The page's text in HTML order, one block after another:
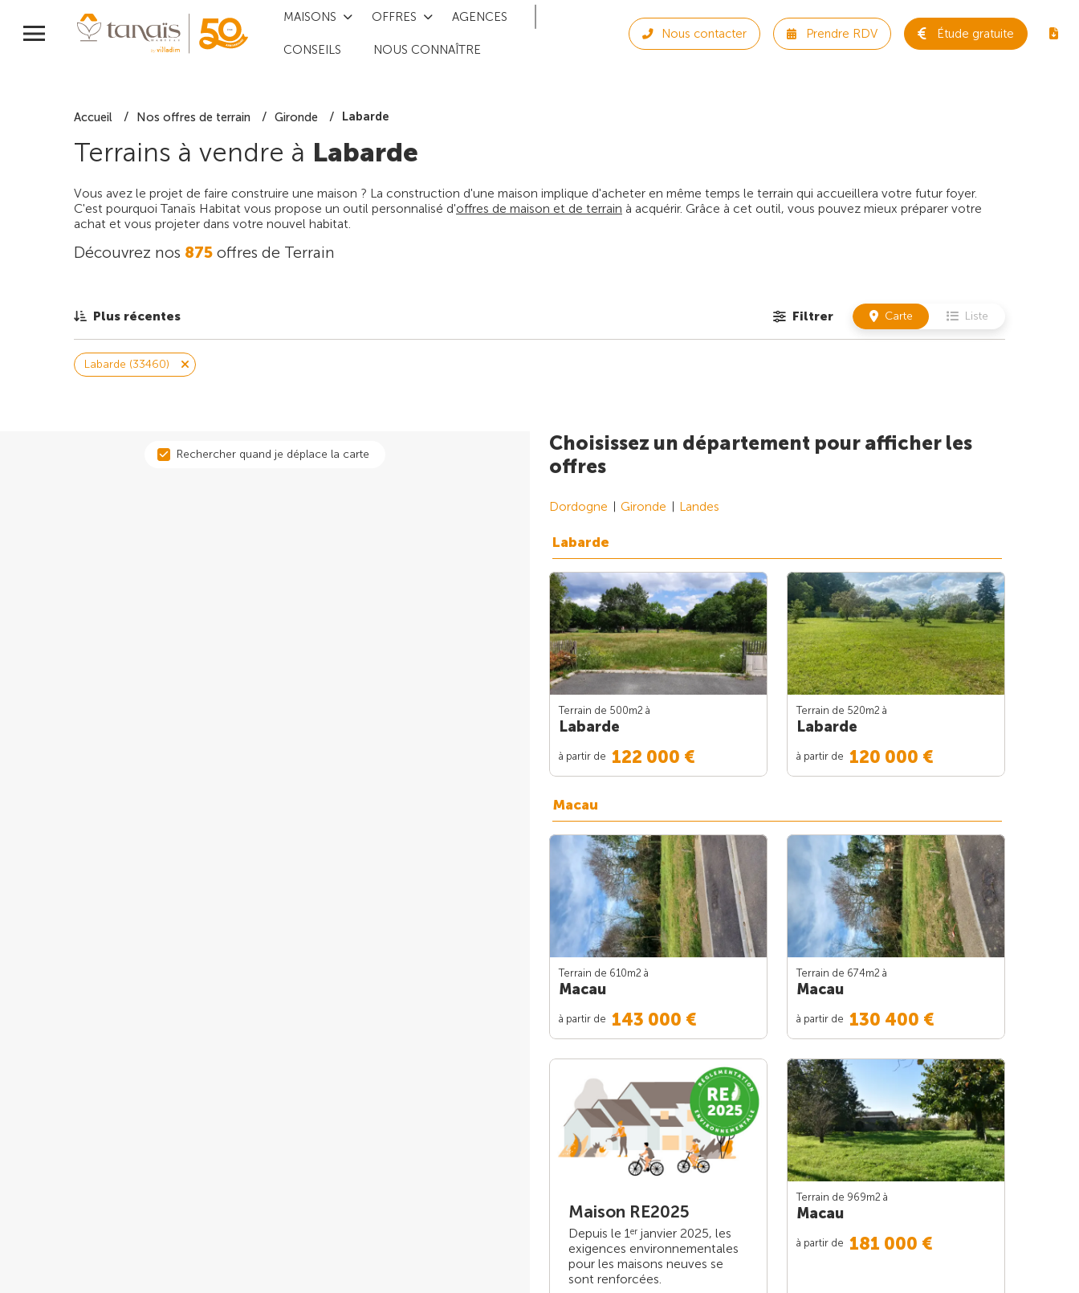
MAISONS OFFRES AGENCES
CONSEILS NOUS CONNAÎTRE
Nous contacter Prendre RDV Étude gratuite
Accueil Nos offres de terrain Gironde Labarde
Terrains à vendre à Labarde
Vous avez le projet de faire construire une maison ? La construction d'une maison implique d'acheter en même temps le terrain qui accueillera votre futur foyer.
C'est pourquoi Tanaïs Habitat vous propose un outil personnalisé d'offres de maison et de terrain à acquérir. Grâce à cet outil, vous pouvez mieux préparer votre
achat et vous projeter dans votre nouvel habitat.
Découvrez nos 875 offres de Terrain
Plus récentes Filtrer Carte Liste
Labarde (33460)
Rechercher quand je déplace la carte
Choisissez un département pour afficher les
offres
Dordogne Gironde Landes
Labarde
Terrain de 500m2 à
Labarde
à partir de 122 000 €
Terrain de 520m2 à
Labarde
à partir de 120 000 €
Macau
Terrain de 610m2 à
Macau
à partir de 143 000 €
Terrain de 674m2 à
Macau
à partir de 130 400 €
Maison RE2025
Depuis le 1 er janvier 2025, les
exigences environnementales
pour les maisons neuves se
sont renforcées.
Terrain de 969m2 à
Macau
à partir de 181 000 €